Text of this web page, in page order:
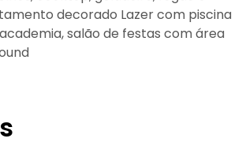
decorado Lazer com piscina
salão de festas com área